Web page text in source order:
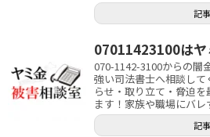
記
07011423100は
070-1142-3100からの闇
強い司法書士へ相談し
らせ・取り立て・脅迫
ます！家族や職場にバレ
記